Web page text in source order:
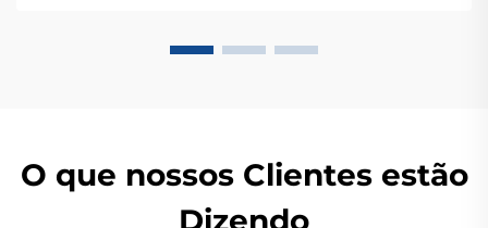
O que nossos Clientes estão
Dizendo